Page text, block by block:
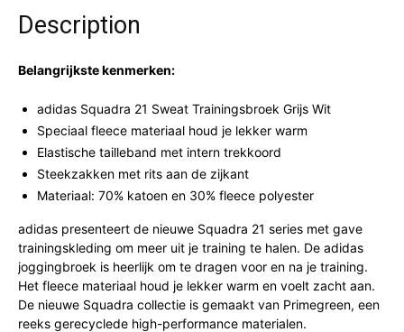
Description
Belangrijkste kenmerken:
adidas Squadra 21 Sweat Trainingsbroek Grijs Wit
Speciaal fleece materiaal houd je lekker warm
Elastische tailleband met intern trekkoord
Steekzakken met rits aan de zijkant
Materiaal: 70% katoen en 30% fleece polyester
adidas presenteert de nieuwe Squadra 21 series met gave
trainingskleding om meer uit je training te halen. De adidas
joggingbroek is heerlijk om te dragen voor en na je training.
Het fleece materiaal houd je lekker warm en voelt zacht aan.
De nieuwe Squadra collectie is gemaakt van Primegreen, een
reeks gerecyclede high-performance materialen.